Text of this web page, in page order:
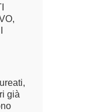
già